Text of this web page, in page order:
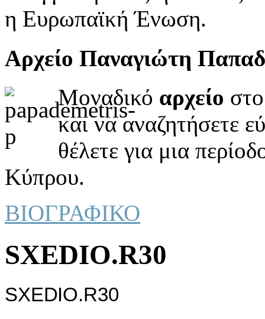
η Ευρωπαϊκή Ένωση.
Αρχείο Παναγιώτη
Μοναδικό αρχείο
και να αναζητήσετε
θέλετε για μια
Κύπρου.
ΒΙΟΓΡΑΦΙΚΟ
SXEDIO.R30
SXEDIO.R30